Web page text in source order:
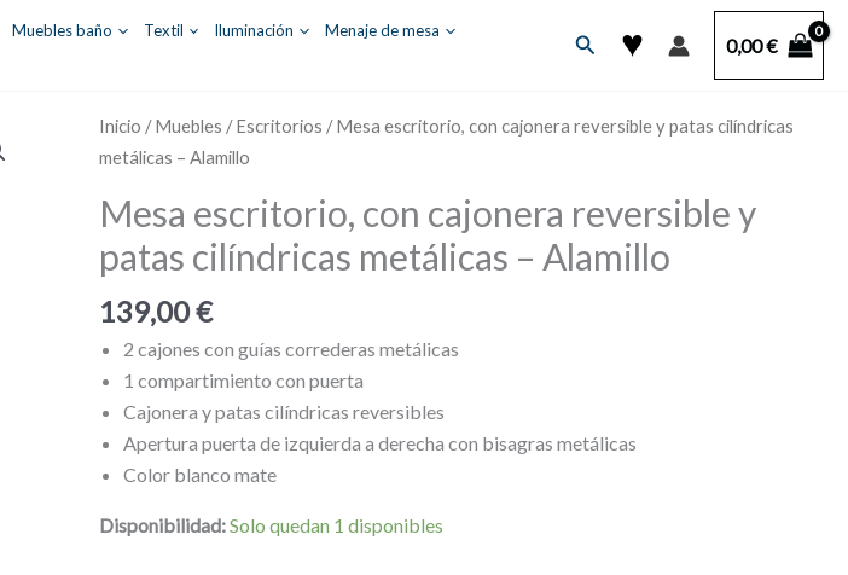
Muebles baño Textil Iluminación
Menaje de mesa
Buscar
♥ 0,00€
Inicio /Muebles /Escritorios / Mesa escritorio, con cajonera reversible y patas cilíndricas
metálicas – Alamillo
Mesa escritorio, con cajonera reversible y
patas cilíndricas metálicas – Alamillo
139,00€
2 cajones con guías correderas metálicas
1 compartimiento con puerta
Cajonera y patas cilíndricas reversibles
Apertura puerta de izquierda a derecha con bisagras metálicas
Color blanco mate
Disponibilidad:Solo quedan 1 disponibles